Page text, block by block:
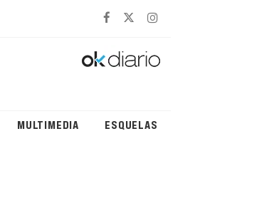
MULTIMEDIA ESQUELAS